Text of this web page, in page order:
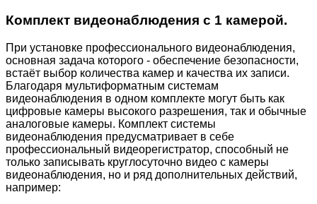
Комплект видеонаблюдения с 1 камерой.
При установке профессионального видеонаблюдения,
основная задача которого - обеспечение безопасности,
встаёт выбор количества камер и качества их записи.
Благодаря мультиформатным системам
видеонаблюдения в одном комплекте могут быть как
цифровые камеры высокого разрешения, так и обычные
аналоговые камеры. Комплект системы
видеонаблюдения предусматривает в себе
профессиональный видеорегистратор, способный не
только записывать круглосуточно видео с камеры
видеонаблюдения, но и ряд дополнительных действий,
например: